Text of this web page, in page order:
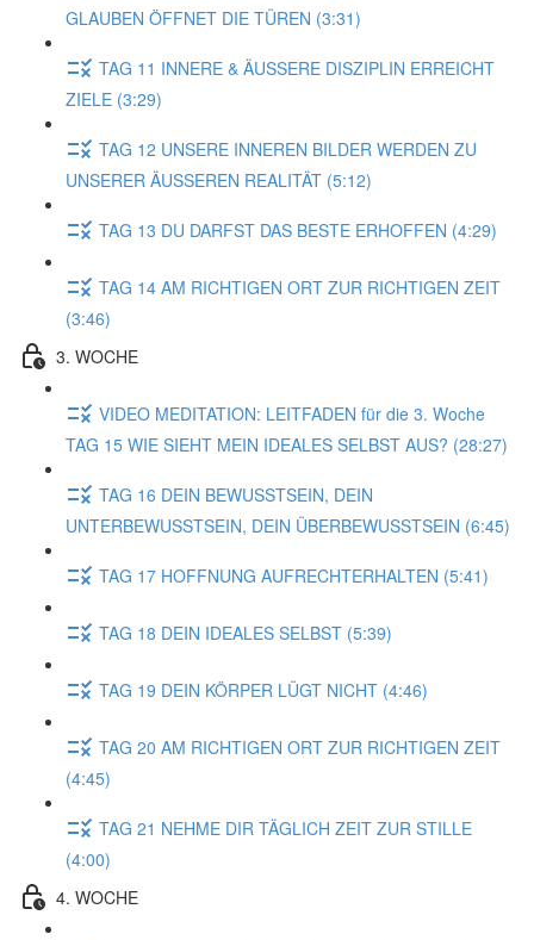
GLAUBEN ÖFFNET DIE TÜREN (3:31)
TAG 11 INNERE & ÄUSSERE DISZIPLIN ERREICHT
ZIELE (3:29)
TAG 12 UNSERE INNEREN BILDER WERDEN ZU
UNSERER ÄUSSEREN REALITÄT (5:12)
TAG 13 DU DARFST DAS BESTE ERHOFFEN (4:29)
TAG 14 AM RICHTIGEN ORT ZUR RICHTIGEN ZEIT
(3:46)
3. WOCHE
VIDEO MEDITATION: LEITFADEN für die 3. Woche
TAG 15 WIE SIEHT MEIN IDEALES SELBST AUS? (28:27)
TAG 16 DEIN BEWUSSTSEIN, DEIN
UNTERBEWUSSTSEIN, DEIN ÜBERBEWUSSTSEIN (6:45)
TAG 17 HOFFNUNG AUFRECHTERHALTEN (5:41)
TAG 18 DEIN IDEALES SELBST (5:39)
TAG 19 DEIN KÖRPER LÜGT NICHT (4:46)
TAG 20 AM RICHTIGEN ORT ZUR RICHTIGEN ZEIT
(4:45)
TAG 21 NEHME DIR TÄGLICH ZEIT ZUR STILLE
(4:00)
4. WOCHE